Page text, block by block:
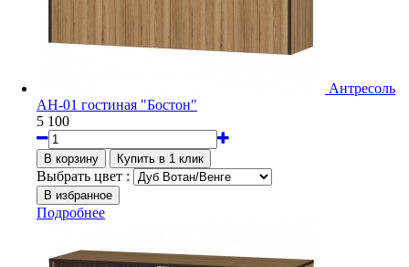
Антресоль
АН-01 гостиная "Бостон"
5 100
Выбрать цвет :
Подробнее